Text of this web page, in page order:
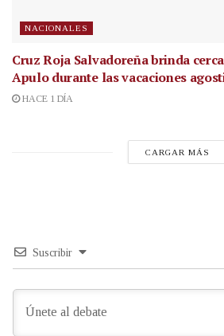
NACIONALES
Cruz Roja Salvadoreña brinda
Apulo durante las vacaciones
HACE 1 DÍA
CARGAR MÁS
Suscribir